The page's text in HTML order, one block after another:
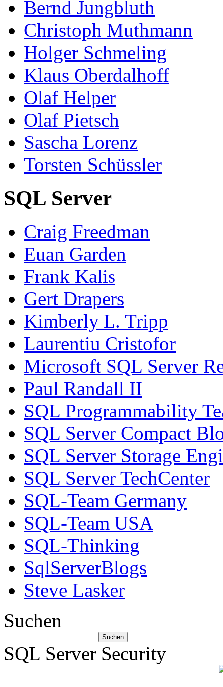
Bernd Jungbluth
Christoph Muthmann
Holger Schmeling
Klaus Oberdalhoff
Olaf Helper
Olaf Pietsch
Sascha Lorenz
Torsten Schüssler
SQL Server
Craig Freedman
Euan Garden
Frank Kalis
Gert Drapers
Kimberly L. Tripp
Laurentiu Cristofor
Microsoft SQL Server
Paul Randall II
SQL Programmability
SQL Server Compact
SQL Server Storage
SQL Server TechCenter
SQL-Team Germany
SQL-Team USA
SQL-Thinking
SqlServerBlogs
Steve Lasker
Suchen
SQL Server Security